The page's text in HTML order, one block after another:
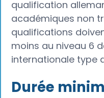
qualification
académiques non
qualifications
moins au niveau 6
internationale type
Durée